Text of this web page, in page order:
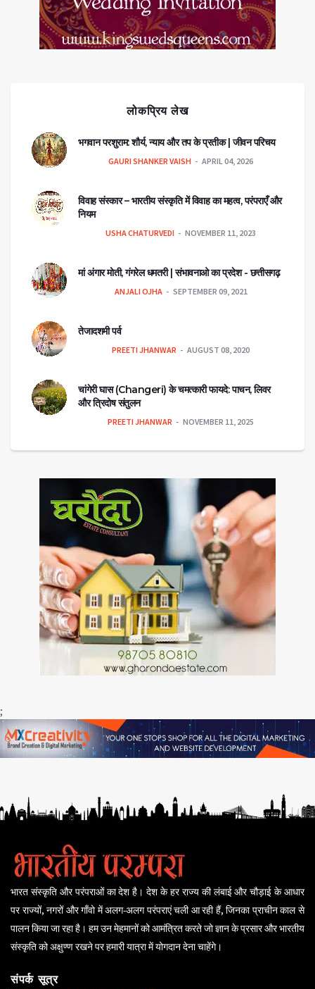
लोकप्रिय लेख
भगवान परशुराम: शौर्य, न्याय और तप के प्रतीक | जीवन परिचय
GAURI SHANKER VAISH APRIL 04, 2026
विवाह संस्कार – भारतीय संस्कृति में विवाह का महत्व, परंपराएँ और
नियम
USHA CHATURVEDI NOVEMBER 11, 2023
मां अंगार मोती, गंगरेल धमतरी | संभावनाओ का प्रदेश - छत्तीसगढ़
ANJALI OJHA SEPTEMBER 09, 2021
तेजादशमी पर्व
PREETI JHANWAR AUGUST 08, 2020
चांगेरी घास (Changeri) के चमत्कारी फायदे: पाचन, लिवर
और त्रिदोष संतुलन
PREETI JHANWAR NOVEMBER 11, 2025
;
भारत संस्कृति और परंपराओं का देश है। देश के हर राज्य की लंबाई और चौड़ाई के आधार
पर राज्यों, नगरों और गाँवो में अलग-अलग परंपराएं चली आ रही हैं, जिनका प्राचीन काल से
पालन किया जा रहा है। हम उन मेहमानों को आमंत्रित करते जो ज्ञान के प्रसार और भारतीय
संस्कृति को अक्षुण्ण रखने पर हमारी यात्रा में योगदान देना चाहेंगे।
संपर्क सूत्र